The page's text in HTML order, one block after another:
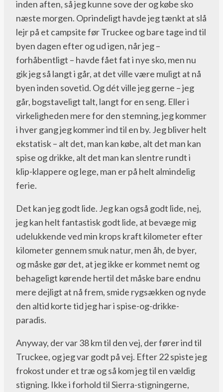
inden aften, så jeg kunne sove der og købe sko
næste morgen. Oprindeligt havde jeg tænkt at slå
lejr på et campsite før Truckee og bare tage ind til
byen dagen efter og ud igen, når jeg –
forhåbentligt – havde fået fat i nye sko, men nu
gik jeg så langt i går, at det ville være muligt at nå
byen inden sovetid. Og dét ville jeg gerne – jeg
går, bogstaveligt talt, langt for en seng. Eller i
virkeligheden mere for den stemning, jeg kommer
i hver gang jeg kommer ind til en by. Jeg bliver helt
ekstatisk – alt det, man kan købe, alt det man kan
spise og drikke, alt det man kan slentre rundt i
klip-klappere og lege, man er på helt almindelig
ferie.
Det kan jeg godt lide. Jeg kan også godt lide, nej,
jeg kan helt fantastisk godt lide, at bevæge mig
udelukkende ved min krops kraft kilometer efter
kilometer gennem smuk natur, men åh, de byer,
og måske gør det, at jeg ikke er kommet nemt og
behageligt kørende hertil det måske bare endnu
mere dejligt at nå frem, smide rygsækken og nyde
den altid korte tid jeg har i spise-og-drikke-
paradis.
Anyway, der var 38 km til den vej, der fører ind til
Truckee, og jeg var godt på vej. Efter 22 spiste jeg
frokost under et træ og så kom jeg til en vældig
stigning. Ikke i forhold til Sierra-stigningerne,